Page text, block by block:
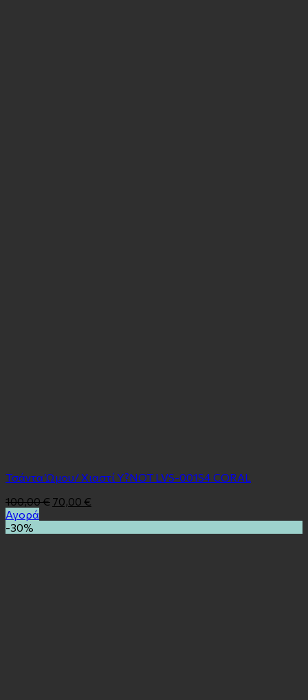
Τσάντα Ώμου/ Χιαστί Y?NOT LVS-001S4 CORAL
100,00€ 70,00 €
Αγορά
-30%